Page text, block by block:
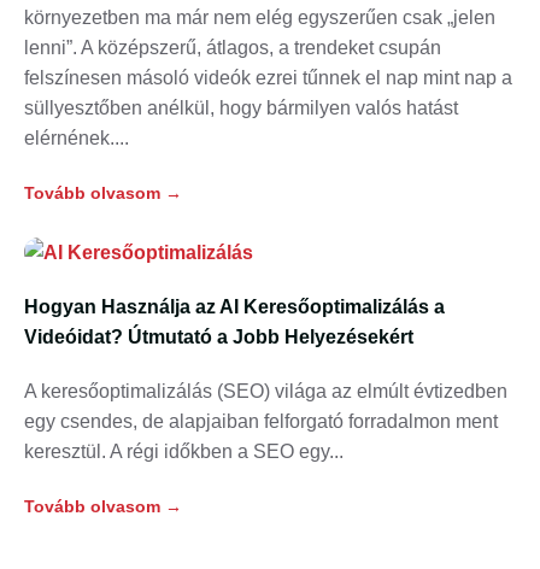
környezetben ma már nem elég egyszerűen csak „jelen
lenni”. A középszerű, átlagos, a trendeket csupán
felszínesen másoló videók ezrei tűnnek el nap mint nap a
süllyesztőben anélkül, hogy bármilyen valós hatást
elérnének.
Tovább olvasom →
Hogyan Használja az AI Keresőoptimalizálás a
Videóidat? Útmutató a Jobb Helyezésekért
A keresőoptimalizálás (SEO) világa az elmúlt évtizedben
egy csendes, de alapjaiban felforgató forradalmon ment
keresztül. A régi időkben a SEO egy
Tovább olvasom →